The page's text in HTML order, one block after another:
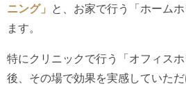
ニング」 と、お家で行う「ホーム
ます。
特にクリニックで行う「オフィス
後、その場で効果を実感していただ